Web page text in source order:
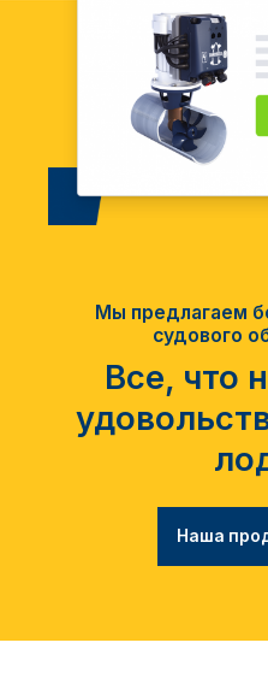
Мы предлагаем
судового
Все, что
Наша